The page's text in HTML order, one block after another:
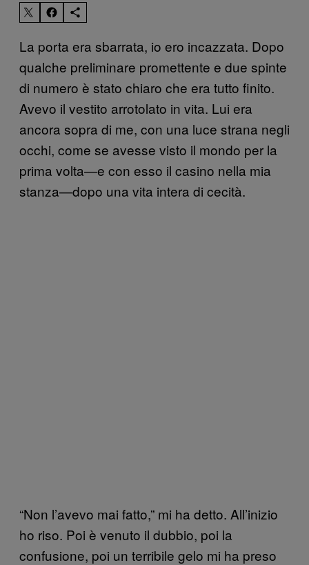
La porta era sbarrata, io ero incazzata. Dopo
qualche preliminare promettente e due spinte
di numero è stato chiaro che era tutto finito.
Avevo il vestito arrotolato in vita. Lui era
ancora sopra di me, con una luce strana negli
occhi, come se avesse visto il mondo per la
prima volta—e con esso il casino nella mia
stanza—dopo una vita intera di cecità.
“Non l’avevo mai fatto,” mi ha detto. All’inizio
ho riso. Poi è venuto il dubbio, poi la
confusione, poi un terribile gelo mi ha preso